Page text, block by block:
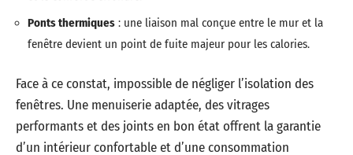
Ponts thermiques : une liaison mal conçue entre le mur et la
fenêtre devient un point de fuite majeur pour les calories.
Face à ce constat, impossible de négliger l’isolation des
fenêtres. Une menuiserie adaptée, des vitrages
performants et des joints en bon état offrent la garantie
d’un intérieur confortable et d’une consommation